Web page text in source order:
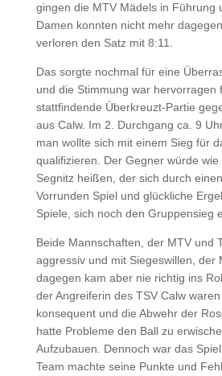
gingen die MTV Mädels in Führung
Damen konnten nicht mehr
verloren den Satz mit 8:11.
Das sorgte nochmal für eine
und die Stimmung war
stattfindende Überkreuzt-Partie
aus Calw. Im 2. Durchgang ca. 9
man wollte sich mit einem Sieg für
qualifizieren. Der Gegner würde
Segnitz heißen, der sich durch
Vorrunden Spiel und glückliche
Spiele, sich noch den Gruppensieg
Beide Mannschaften, der MTV und
aggressiv und mit Siegeswillen, der
dagegen kam aber nie richtig ins
der Angreiferin des TSV Calw
konsequent und die Abwehr der
hatte Probleme den Ball zu
Aufzubauen. Dennoch war das
Team machte seine Punkte und